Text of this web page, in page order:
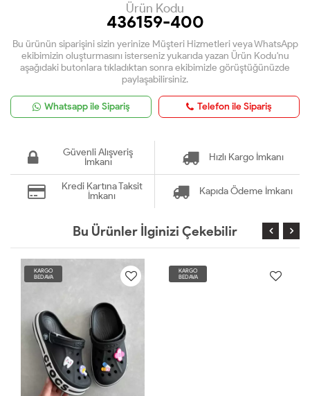
Ürün Kodu
436159-400
Bu ürünün siparişini sizin yerinize Müşteri Hizmetleri veya WhatsApp
ekibimizin oluşturmasını isterseniz yukarıda yazan Ürün Kodu'nu
aşağıdaki butonlara tıkladıktan sonra ekibimizle görüştüğünüzde
paylaşabilirsiniz.
Whatsapp ile Sipariş Telefon ile Sipariş
Güvenli Alışveriş
İmkanı
Hızlı Kargo İmkanı
Kredi Kartına Taksit
İmkanı
Kapıda Ödeme İmkanı
Bu Ürünler İlginizi Çekebilir
KARGO
BEDAVA
KARGO
BEDAVA